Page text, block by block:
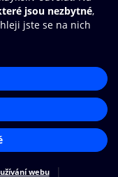
Knihovna
své e-knihy a
a pohodlněji.